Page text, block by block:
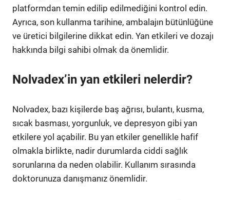
platformdan temin edilip edilmediğini kontrol edin.
Ayrıca, son kullanma tarihine, ambalajın bütünlüğüne
ve üretici bilgilerine dikkat edin. Yan etkileri ve dozajı
hakkında bilgi sahibi olmak da önemlidir.
Nolvadex’in yan etkileri nelerdir?
Nolvadex, bazı kişilerde baş ağrısı, bulantı, kusma,
sıcak basması, yorgunluk, ve depresyon gibi yan
etkilere yol açabilir. Bu yan etkiler genellikle hafif
olmakla birlikte, nadir durumlarda ciddi sağlık
sorunlarına da neden olabilir. Kullanım sırasında
doktorunuza danışmanız önemlidir.